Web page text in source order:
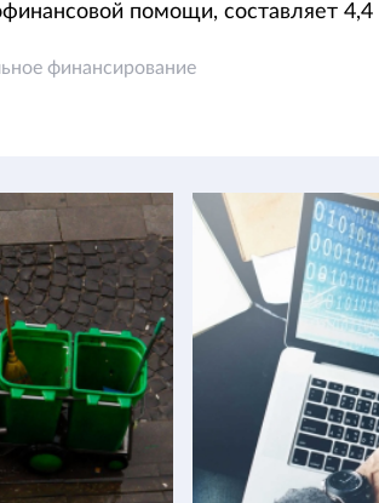
помощи, составляет
финансирование